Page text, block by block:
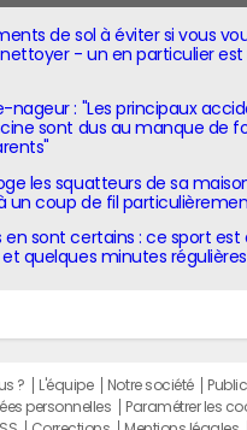
de sol à éviter si vous
- un en particulier
nageur : "Les principaux
sont dus au manque de
les squatteurs de sa
un coup de fil
en sont certains : ce sport est
quelques minutes
? L'équipe Notre société
personnelles Paramétrer les